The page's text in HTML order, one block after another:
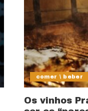
comer \ beber
Os vinhos